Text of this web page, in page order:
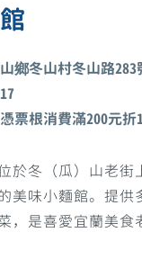
鄉冬山村冬山路283
票根消費滿200元折
於冬（瓜）山老街
美味小麵館。提供
，是喜愛宜蘭美食